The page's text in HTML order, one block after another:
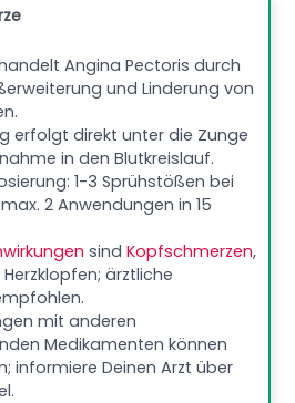
Angina Pectoris durch
und Linderung von
erfolgt direkt unter die Zunge
in den Blutkreislauf.
1-3 Sprühstößen bei
2 Anwendungen in 15
sindKopfschmerzen,
ärztliche
mit anderen
Medikamenten können
informiere Deinen Arzt über